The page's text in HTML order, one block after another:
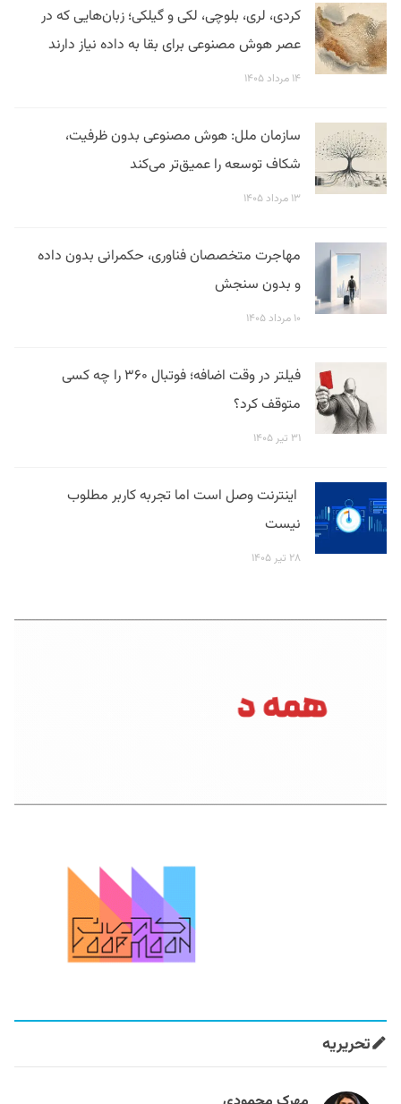
کردی، لری، بلوچی، لکی و گیلکی؛ زبان‌هایی که در
عصر هوش مصنوعی برای بقا به داده نیاز دارند
۱۴ مرداد ۱۴۰۵
سازمان ملل: هوش مصنوعی بدون ظرفیت،
شکاف توسعه را عمیق‌تر می‌کند
۱۳ مرداد ۱۴۰۵
مهاجرت متخصصان فناوری، حکمرانی بدون داده
و بدون سنجش
۱۰ مرداد ۱۴۰۵
فیلتر در وقت اضافه؛ فوتبال ۳۶۰ را چه کسی
متوقف کرد؟
۳۱ تیر ۱۴۰۵
اینترنت وصل است اما تجربه کاربر مطلوب
نیست
۲۸ تیر ۱۴۰۵
تحریریه